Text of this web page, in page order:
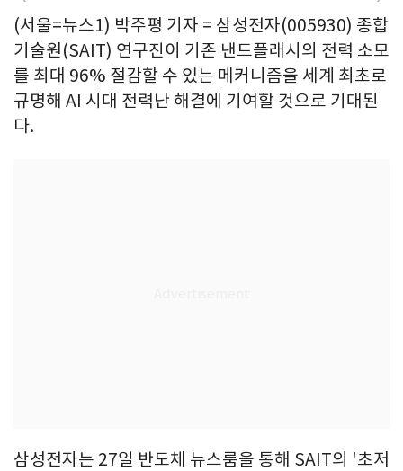
(서울=뉴스1) 박주평 기자 = 삼성전자(005930) 종합
기술원(SAIT) 연구진이 기존 낸드플래시의 전력 소모
를 최대 96% 절감할 수 있는 메커니즘을 세계 최초로
규명해 AI 시대 전력난 해결에 기여할 것으로 기대된
다.
삼성전자는 27일 반도체 뉴스룸을 통해 SAIT의 '초저